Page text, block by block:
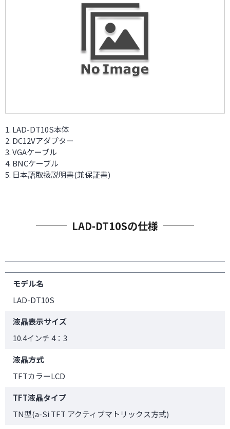
LAD-DT10S本体
DC12Vアダプター
VGAケーブル
BNCケーブル
日本語取扱説明書(兼保証書)
LAD-DT10Sの仕様
モデル名
LAD-DT10S
液晶表示サイズ
10.4インチ 4：3
液晶方式
TFTカラーLCD
TFT液晶タイプ
TN型(a-Si TFT アクティブマトリックス方式)